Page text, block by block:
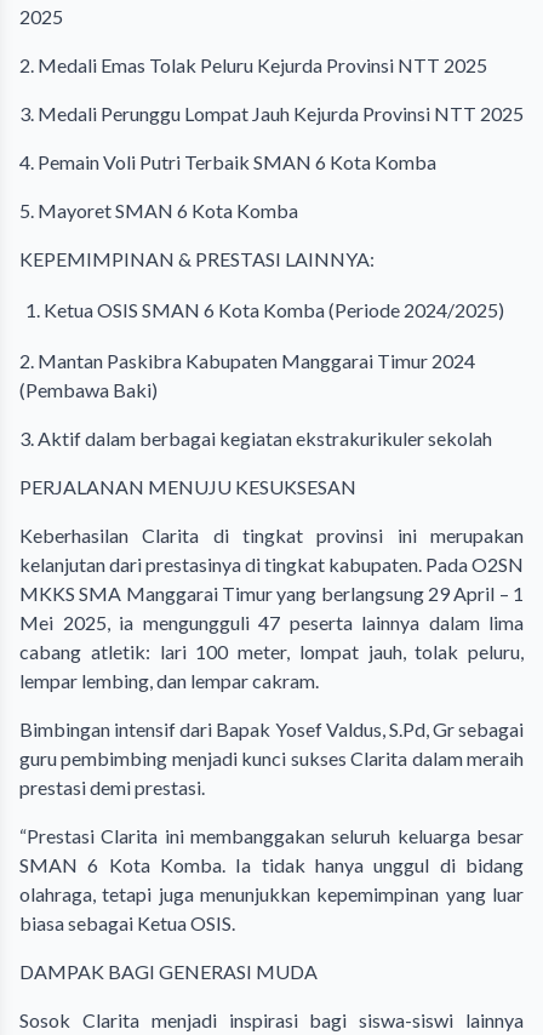
2025
2. Medali Emas Tolak Peluru Kejurda Provinsi NTT 2025
3. Medali Perunggu Lompat Jauh Kejurda Provinsi NTT 2025
4. Pemain Voli Putri Terbaik SMAN 6 Kota Komba
5. Mayoret SMAN 6 Kota Komba
KEPEMIMPINAN & PRESTASI LAINNYA:
Ketua OSIS SMAN 6 Kota Komba (Periode 2024/2025)
2. Mantan Paskibra Kabupaten Manggarai Timur 2024
(Pembawa Baki)
3. Aktif dalam berbagai kegiatan ekstrakurikuler sekolah
PERJALANAN MENUJU KESUKSESAN
Keberhasilan Clarita di tingkat provinsi ini merupakan
kelanjutan dari prestasinya di tingkat kabupaten. Pada O2SN
MKKS SMA Manggarai Timur yang berlangsung 29 April – 1
Mei 2025, ia mengungguli 47 peserta lainnya dalam lima
cabang atletik: lari 100 meter, lompat jauh, tolak peluru,
lempar lembing, dan lempar cakram.
Bimbingan intensif dari Bapak Yosef Valdus, S.Pd, Gr sebagai
guru pembimbing menjadi kunci sukses Clarita dalam meraih
prestasi demi prestasi.
“Prestasi Clarita ini membanggakan seluruh keluarga besar
SMAN 6 Kota Komba. Ia tidak hanya unggul di bidang
olahraga, tetapi juga menunjukkan kepemimpinan yang luar
biasa sebagai Ketua OSIS.
DAMPAK BAGI GENERASI MUDA
Sosok Clarita menjadi inspirasi bagi siswa-siswi lainnya